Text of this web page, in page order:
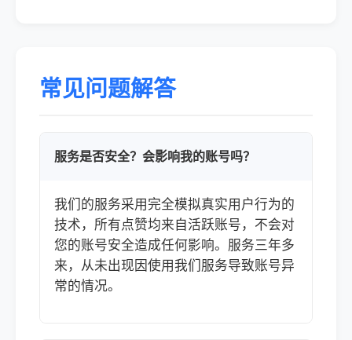
常见问题解答
服务是否安全？会影响我的账号吗？
我们的服务采用完全模拟真实用户行为的
技术，所有点赞均来自活跃账号，不会对
您的账号安全造成任何影响。服务三年多
来，从未出现因使用我们服务导致账号异
常的情况。